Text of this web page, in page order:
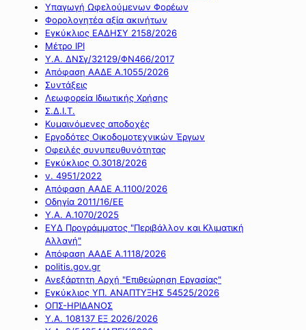
Υπαγωγή Ωφελούμενων Φορέων
Φορολογητέα αξία ακινήτων
Εγκύκλιος ΕΑΔΗΣΥ 2158/2026
Μέτρο IPI
Υ.Α. ΔΝΣγ/32129/ΦΝ466/2017
Απόφαση ΑΑΔΕ Α.1055/2026
Συντάξεις
Λεωφορεία Ιδιωτικής Χρήσης
Σ.Δ.Ι.Τ.
Κυμαινόμενες αποδοχές
Εργοδότες Οικοδομοτεχνικών Έργων
Οφειλές συνυπευθυνότητας
Εγκύκλιος Ο.3018/2026
ν. 4951/2022
Απόφαση ΑΑΔΕ Α.1100/2026
Οδηγία 2011/16/ΕΕ
Υ.Α. Α.1070/2025
ΕΥΔ Προγράμματος "Περιβάλλον και Κλιματική
Αλλαγή"
Απόφαση ΑΑΔΕ Α.1118/2026
politis.gov.gr
Ανεξάρτητη Αρχή "Επιθεώρηση Εργασίας"
Εγκύκλιος ΥΠ. ΑΝΑΠΤΥΞΗΣ 54525/2026
ΟΠΣ-ΗΡΙΔΑΝΟΣ
Υ.Α. 108137 ΕΞ 2026/2026